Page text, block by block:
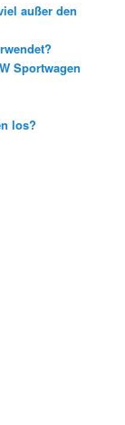
außer den
Sportwagen
los?